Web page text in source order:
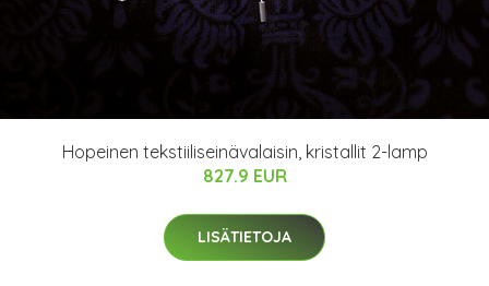
Hopeinen tekstiiliseinävalaisin, kristallit 2-lamp
827.9 EUR
LISÄTIETOJA